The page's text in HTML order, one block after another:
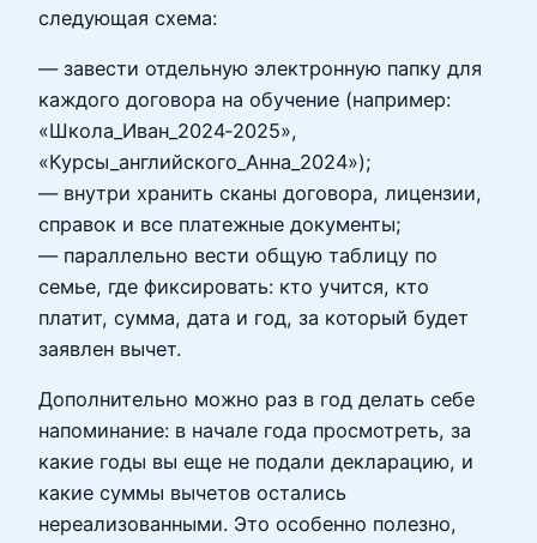
следующая схема:
— завести отдельную электронную папку для
каждого договора на обучение (например:
«Школа_Иван_2024‑2025»,
«Курсы_английского_Анна_2024»);
— внутри хранить сканы договора, лицензии,
справок и все платежные документы;
— параллельно вести общую таблицу по
семье, где фиксировать: кто учится, кто
платит, сумма, дата и год, за который будет
заявлен вычет.
Дополнительно можно раз в год делать себе
напоминание: в начале года просмотреть, за
какие годы вы еще не подали декларацию, и
какие суммы вычетов остались
нереализованными. Это особенно полезно,